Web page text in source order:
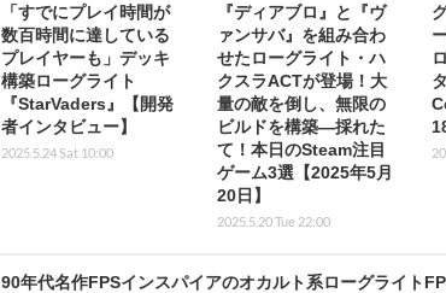
「すでにプレイ時間が
数百時間に達している
プレイヤーも」デッキ
構築ローグライト
『StarVaders』【開発
者インタビュー】
2025.5.24 Sat 10:00
『ディアブロ』と『ヴ
ァンサバ』を組み合わ
せたローグライト・ハ
クスラACTが登場！大
量の敵を倒し、無限の
ビルドを構築―採れた
て！本日のSteam注目
ゲーム3選【2025年5月
20日】
2025.5.20 Tue 22:00
90年代名作FPSインスパイアのオカルト系ローグライト